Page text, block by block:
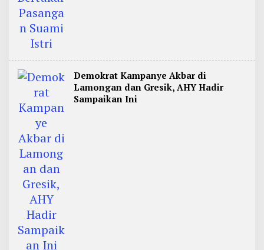
Demokrat Kampanye Akbar di
Lamongan dan Gresik, AHY Hadir
Sampaikan Ini